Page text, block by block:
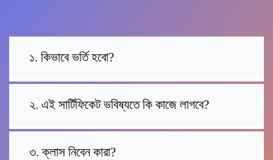
১. কিভাবে ভর্তি হবো?
২. এই সার্টিফিকেট ভবিষ্যতে কি কাজে লাগবে?
৩. ক্লাস নিবেন কারা?